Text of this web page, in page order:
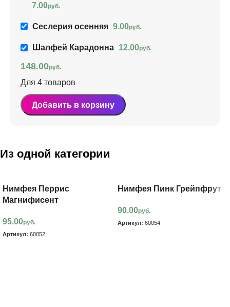
7.00руб.
Сеслерия осенняя 9.00руб.
Шалфей Карадонна 12.00руб.
148.00руб.
Для 4 товаров
Добавить в корзину
Из одной категории
Нимфея Перрис
Магнифисент
95.00руб.
Артикул: 60052
Нимфея Пинк Грейпфрут
90.00руб.
Артикул: 60054